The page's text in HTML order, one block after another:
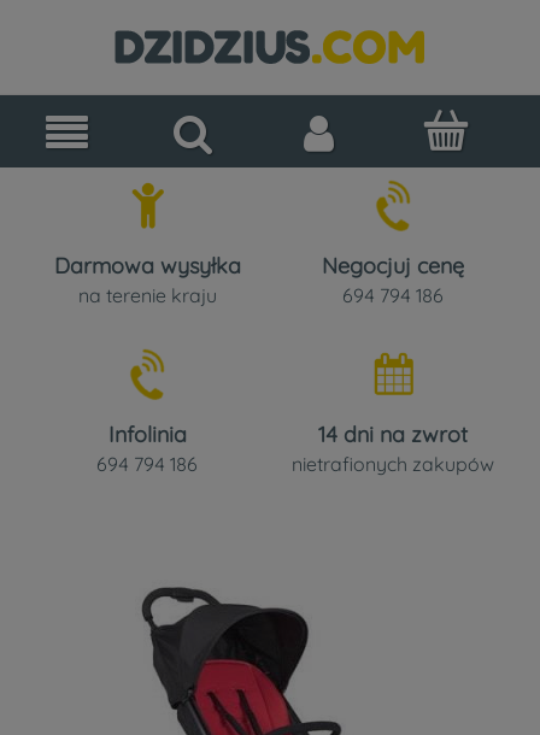
Darmowa wysyłka
na terenie kraju
Negocjuj cenę
694 794 186
Infolinia
694 794 186
14 dni na zwrot
nietrafionych zakupów